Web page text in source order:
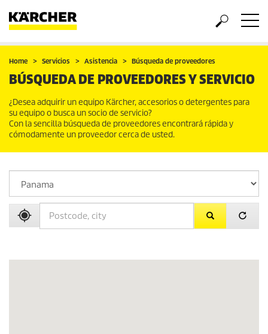
Home Servicios Asistencia Búsqueda de proveedores
BÚSQUEDA DE PROVEEDORES Y SERVICIO
¿Desea adquirir un equipo Kärcher, accesorios o detergentes para
su equipo o busca un socio de servicio?
Con la sencilla búsqueda de proveedores encontrará rápida y
cómodamente un proveedor cerca de usted.